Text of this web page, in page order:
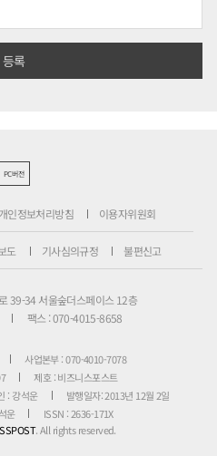
PC버전
개인정보처리방침 이용자위원회
도 기사심의규정 불편신고
39-34 서울숲더스페이스 12층
팩스 : 070-4015-8658
사업본부 : 070-4010-7078
제호 : 비즈니스포스트
: 강석운
발행일자: 2013년 12월 2일
운
ISSN : 2636-171X
. All rights reserved.